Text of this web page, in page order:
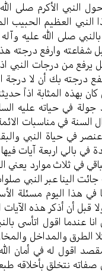
النبي الأكرم صلى
النبي العظيم
صلى الله عليه
شفاعته وارفع درجته
يرفع من درجات النبي
درجته بك أن لا
بهذه المثابة اذاً
في حياته عليه
في مناسبات
في حياة النبي
في بالي اربعة آيات
في ثلاث موارد يعني
الينا عبر النبي
هذا اليوم مسئلة
قبل أن أذكر هذه
عندما اقول اتأسى
الطرق والمداخل
اقول له في أمان
نتخلق بأخلاقه